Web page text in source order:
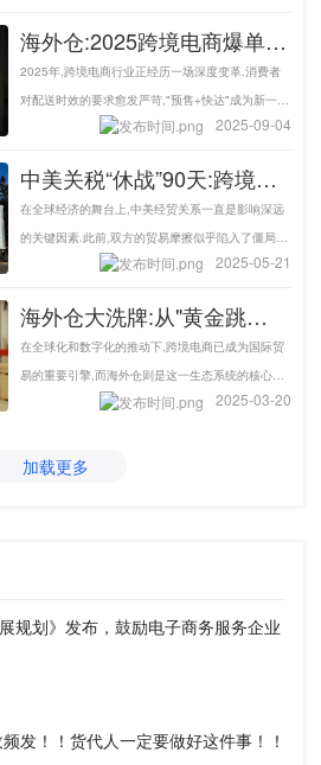
点"蜕变为集仓储\物流\展示\售后\数据服务于一体的
综合外贸新型基础设施.
海外仓:2025跨境电商爆单
的"稳压器"与增长引擎
2025年,跨境电商行业正经历一场深度变革.消费者
对配送时效的要求愈发严苛,"预售+快达"成为新一代
爆款标配策略.在这一趋势下,海外仓作为跨境电商重
施",成为国货出海的关键助推器.
2025-09-04
中美关税“休战”90天:跨境电
商行业迎来关键备货期-易仓
科技
在全球经济的舞台上,中美经贸关系一直是影响深远
的关键因素.此前,双方的贸易摩擦似乎陷入了僵局,
加税政策如同悬在两国企业头上的利剑,给贸易往来
行,一缕曙光似乎穿透了阴霾,跨境电商行业也再次迎
来关键时期.
2025-05-21
海外仓大洗牌:从"黄金跳
板"到"价值重构"的生死竞速-
易仓科技
在全球化和数字化的推动下,跨境电商已成为国际贸
易的重要引擎,而海外仓则是这一生态系统的核心基
石.过去十年,海外仓从“仓储物流”的角色逐步演变
节点.然而,随着全球市场的快速变化,海外仓正面临
2025-03-20
加载更多
展规划》发布，鼓励电子商务服务企业
发！！货代人一定要做好这件事！！